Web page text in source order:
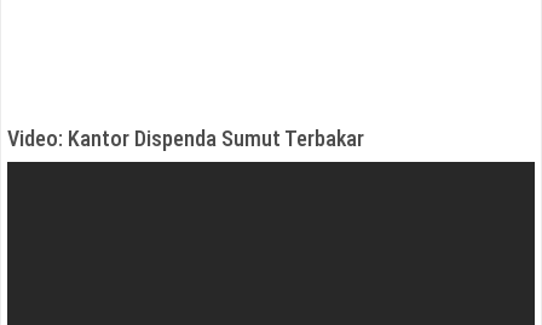
Video: Kantor Dispenda Sumut Terbakar